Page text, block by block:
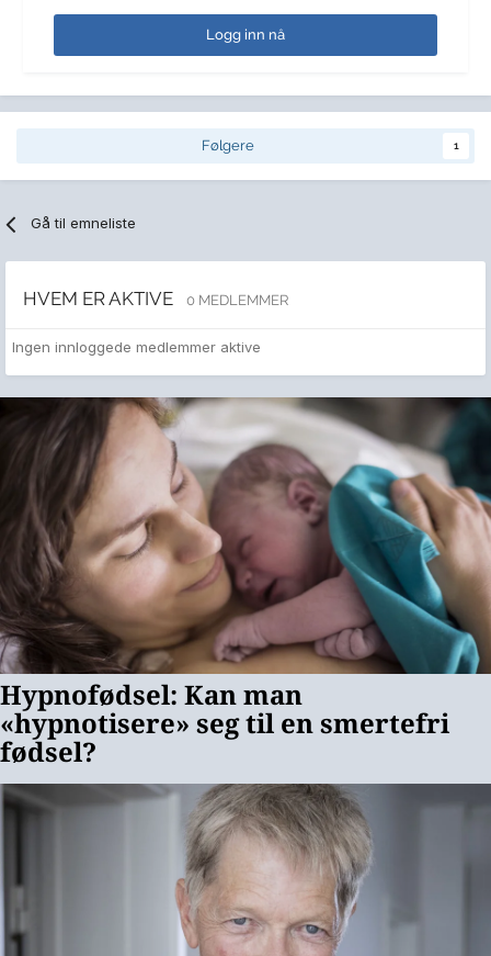
Logg inn nå
Følgere 1
Gå til emneliste
HVEM ER AKTIVE 0 MEDLEMMER
Ingen innloggede medlemmer aktive